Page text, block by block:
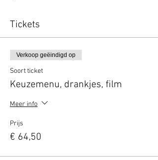
Tickets
Verkoop geëindigd op
Soort ticket
Keuzemenu, drankjes, film
Meer info
Prijs
€ 64,50